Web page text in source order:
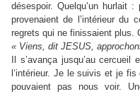
désespoir. Quelqu’un hurlait
provenaient de l’intérieur du
regrets qui ne finissaient plus.
« Viens, dit JESUS,
Il s’avança jusqu’au
l’intérieur. Je le suivis et je
pouvaient pas nous voir.